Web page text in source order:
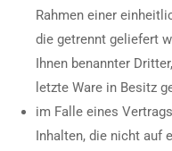
Rahmen einer
die getrennt geliefert
Ihnen benannter
letzte Ware in Besitz
im Falle eines
Inhalten, die nicht auf